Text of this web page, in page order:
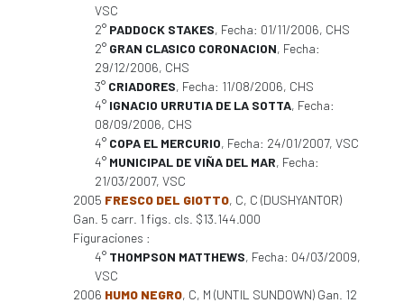
VSC
2° PADDOCK STAKES, Fecha: 01/11/2006, CHS
2° GRAN CLASICO CORONACION, Fecha:
29/12/2006, CHS
3° CRIADORES, Fecha: 11/08/2006, CHS
4° IGNACIO URRUTIA DE LA SOTTA, Fecha:
08/09/2006, CHS
4° COPA EL MERCURIO, Fecha: 24/01/2007, VSC
4° MUNICIPAL DE VIÑA DEL MAR, Fecha:
21/03/2007, VSC
2005 FRESCO DEL GIOTTO, C, C (DUSHYANTOR)
Gan. 5 carr. 1 figs. cls. $13.144.000
Figuraciones :
4° THOMPSON MATTHEWS, Fecha: 04/03/2009,
VSC
2006 HUMO NEGRO, C, M (UNTIL SUNDOWN) Gan. 12